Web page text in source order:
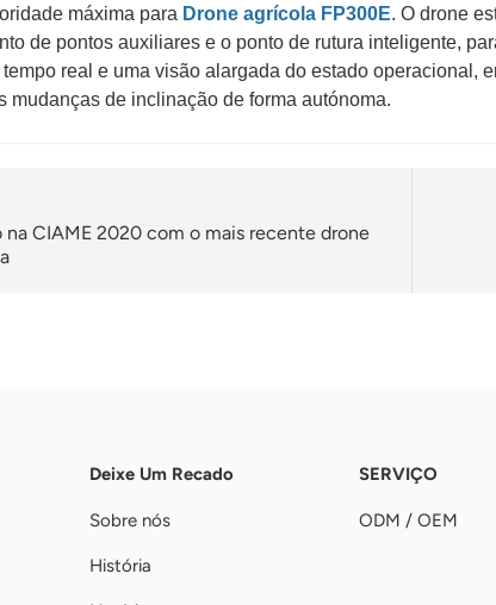
máxima para Drone agrícola FP300E. O drone
de pontos auxiliares e o ponto de rutura inteligente,
real e uma visão alargada do estado operacional,
mudanças de inclinação de forma autónoma.
na CIAME 2020 com o mais recente drone
Deixe Um Recado
Sobre nós
História
SERVIÇO
ODM / OEM